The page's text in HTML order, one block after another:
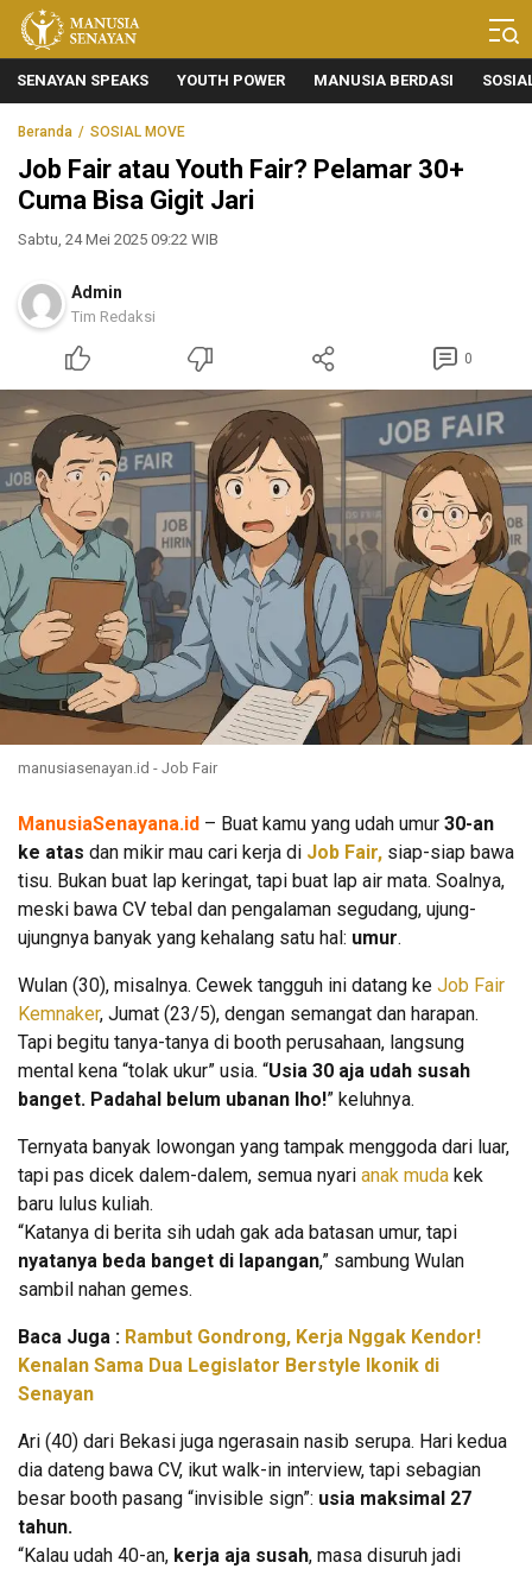
Manusia Senayan
Manusia Bicara, Senayan Bersuara
SENAYAN SPEAKS YOUTH POWER MANUSIA BERDASI
Beranda SOSIAL MOVE
Job Fair atau Youth Fair? Pelamar 30+
Cuma Bisa Gigit Jari
Sabtu, 24 Mei 2025 09:22 WIB
Admin
Tim Redaksi
0
manusiasenayan.id - Job Fair
ManusiaSenayana.id – Buat kamu yang udah umur 30-an
ke atas dan mikir mau cari kerja di Job Fair, siap-siap bawa
tisu. Bukan buat lap keringat, tapi buat lap air mata. Soalnya,
meski bawa CV tebal dan pengalaman segudang, ujung-
ujungnya banyak yang kehalang satu hal: umur.
Wulan (30), misalnya. Cewek tangguh ini datang ke Job Fair
Kemnaker, Jumat (23/5), dengan semangat dan harapan.
Tapi begitu tanya-tanya di booth perusahaan, langsung
mental kena “tolak ukur” usia. “Usia 30 aja udah susah
banget. Padahal belum ubanan lho!” keluhnya.
Ternyata banyak lowongan yang tampak menggoda dari luar,
tapi pas dicek dalem-dalem, semua nyari anak muda kek
baru lulus kuliah.
“Katanya di berita sih udah gak ada batasan umur, tapi
nyatanya beda banget di lapangan,” sambung Wulan
sambil nahan gemes.
Baca Juga : Rambut Gondrong, Kerja Nggak Kendor!
Kenalan Sama Dua Legislator Berstyle Ikonik di
Senayan
Ari (40) dari Bekasi juga ngerasain nasib serupa. Hari kedua
dia dateng bawa CV, ikut walk-in interview, tapi sebagian
besar booth pasang “invisible sign”: usia maksimal 27
tahun.
“Kalau udah 40-an, kerja aja susah, masa disuruh jadi